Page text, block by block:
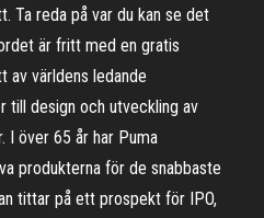
Ta reda på var du kan se det
är fritt med en gratis
av världens ledande
till design och utveckling av
I över 65 år har Puma
produkterna för de snabbaste
tittar på ett prospekt för IPO,